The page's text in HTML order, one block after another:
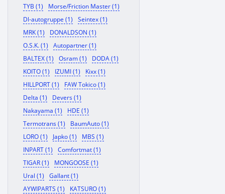
TYB (1)
Morse/Friction Master (1)
Dl-autogruppe (1)
Seintex (1)
MRK (1)
DONALDSON (1)
O.S.K. (1)
Autopartner (1)
BALTEX (1)
Osram (1)
DODA (1)
KOITO (1)
IZUMI (1)
Kixx (1)
HILLPORT (1)
FAW Tokico (1)
Delta (1)
Devers (1)
Nakayama (1)
HDE (1)
Termotrans (1)
BaumAuto (1)
LORO (1)
Japko (1)
MBS (1)
INPART (1)
Comfortmat (1)
TIGAR (1)
MONGOOSE (1)
Ural (1)
Gallant (1)
AYWIPARTS (1)
KATSURO (1)